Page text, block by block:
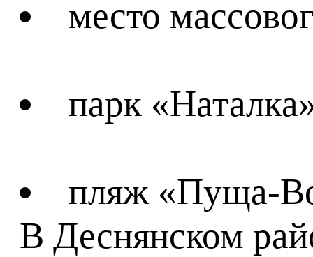
место
парк
пляж «Пуща-
В Деснянском